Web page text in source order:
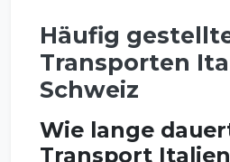
Häufig
Transporten
Schweiz
Wie lange
Transport